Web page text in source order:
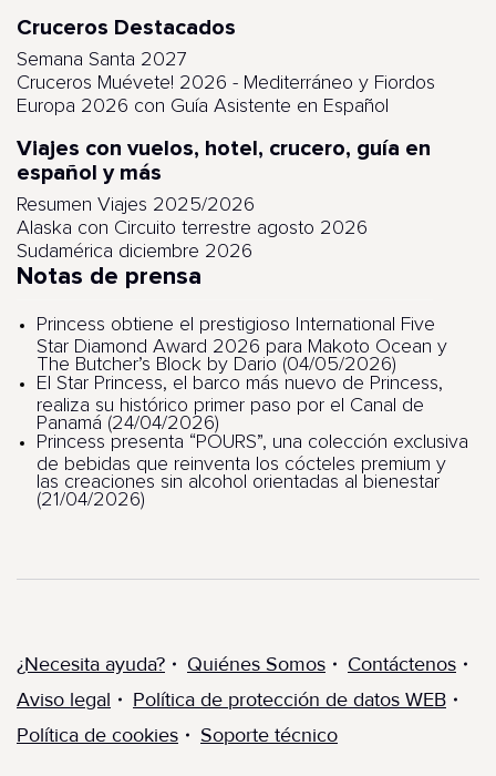
Cruceros Destacados
Semana Santa 2027
Cruceros Muévete! 2026 - Mediterráneo y Fiordos
Europa 2026 con Guía Asistente en Español
Viajes con vuelos, hotel, crucero, guía en
español y más
Resumen Viajes 2025/2026
Alaska con Circuito terrestre agosto 2026
Sudamérica diciembre 2026
Notas de prensa
Princess obtiene el prestigioso International Five
Star Diamond Award 2026 para Makoto Ocean y
The Butcher’s Block by Dario (04/05/2026)
El Star Princess, el barco más nuevo de Princess,
realiza su histórico primer paso por el Canal de
Panamá (24/04/2026)
Princess presenta “POURS”, una colección exclusiva
de bebidas que reinventa los cócteles premium y
las creaciones sin alcohol orientadas al bienestar
(21/04/2026)
¿Necesita ayuda? Quiénes Somos
Contáctenos
Aviso legal
Política de protección de datos WEB
Política de cookies
Soporte técnico